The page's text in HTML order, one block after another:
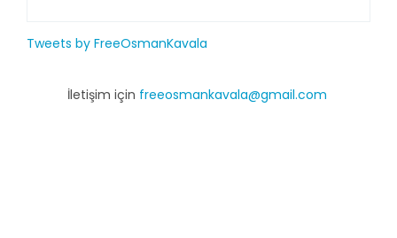
Tweets by FreeOsmanKavala
İletişim için freeosmankavala@gmail.com